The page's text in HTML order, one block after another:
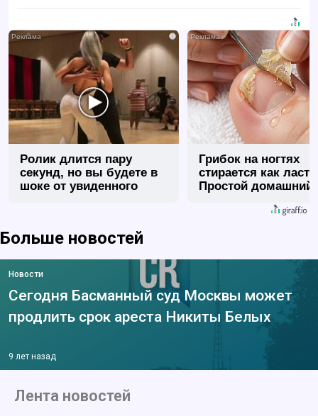
i
Ролик длится пару
секунд, но вы будете в
шоке от увиденного
Грибок на ногтях
стирается как
Простой домашний
Больше новостей
Новости
Сегодня Басманный суд Москвы может
продлить срок ареста Никиты Белых
9 лет назад
Лента новостей